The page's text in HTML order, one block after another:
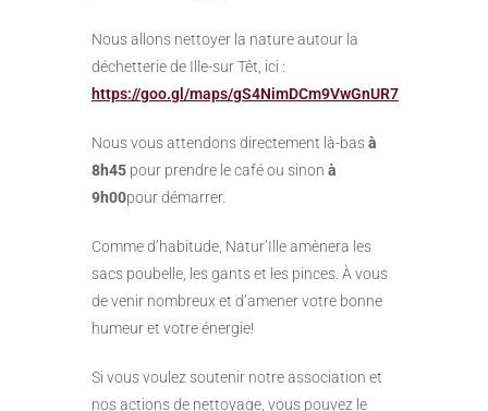
Nous allons nettoyer la nature autour la
déchetterie de Ille-sur Têt, ici :
https://goo.gl/maps/gS4NimDCm9VwGnUR7
Nous vous attendons directement là-basà
8h45 pour prendre le café ou sinon à
9h00pour démarrer.
Comme d’habitude, Natur’Ille amènera les
sacs poubelle, les gants et les pinces. À vous
de venir nombreux et d’amener votre bonne
humeur et votre énergie!
Si vous voulez soutenir notre association et
nos actions de nettoyage, vous pouvez le